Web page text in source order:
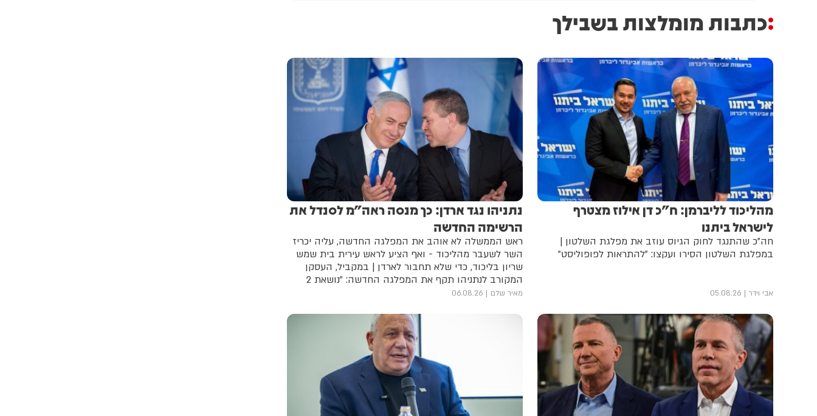
כתבות מומלצות בשבילך
מהליכוד לליברמן: ח"כ דן אילוז מצטרף
לישראל ביתנו
חה"כ שהתנגד לחוק הגיוס עוזב את מפלגת השלטון |
במפלגת השלטון הסירו ועקצו: "להתראות לפופוליסט"
אבי וידר 05.08.26
נתניהו נגד ארדן: כך מנסה ראה"מ לסנדל את
הרשימה החדשה
ראש הממשלה לא אוהב את המפלגה החדשה, עליה יכריז
השר לשעבר מהליכוד - ואף הציע לראש עירית בית שמש
שריון בליכוד, כדי שלא תחבור לארדן | במקביל, העסקן
המקורב לנתניהו תקף את המפלגה החדשה: "נושאת 2
דגלים: רק לא ביבי ושנאת חרדים"
מאיר שלם 06.08.26